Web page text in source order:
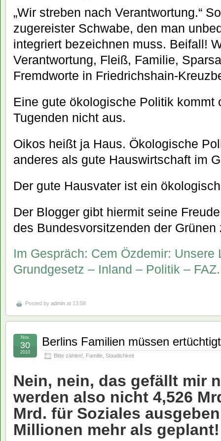
„Wir streben nach Verantwortung.“
zugereister Schwabe, den man
integriert bezeichnen muss. Beifall!
Verantwortung, Fleiß, Familie,
Fremdworte in Friedrichshain-
Eine gute ökologische Politik kommt
Tugenden nicht aus.
Oikos heißt ja Haus. Ökologische
anderes als gute Hauswirtschaft im
Der gute Hausvater ist ein
Der Blogger gibt hiermit seine
des Bundesvorsitzenden der Grünen
Im Gespräch: Cem Özdemir:
Grundgesetz – Inland – Politik –
Posted by admin at 13:58
Berlins Familien müssen
Bitte zählen! Familie Staatlichkeit
Nov.
30
2010
Nein, nein, das gefällt mir
werden also nicht 4,526
Mrd. für Soziales
Millionen mehr als geplant!